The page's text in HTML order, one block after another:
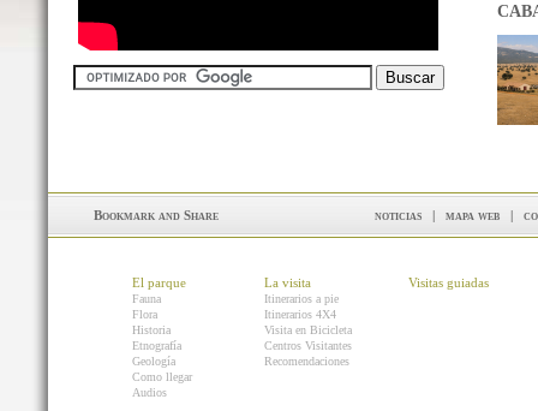
noticias | mapa web |
El parque
Fauna
Flora
Historia
Etnografía
Geología
Como llegar
Audios
La visita
Itinerarios a pie
Itinerarios 4X4
Visita en Bicicleta
Centros Visitantes
Recomendaciones
Visitas guiadas